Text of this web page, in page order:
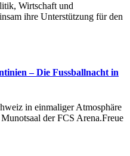
Wirtschaft und
ihre Unterstützung für den
– Die Fussballnacht in
in einmaliger Atmosphäre
der FCS Arena.Freue